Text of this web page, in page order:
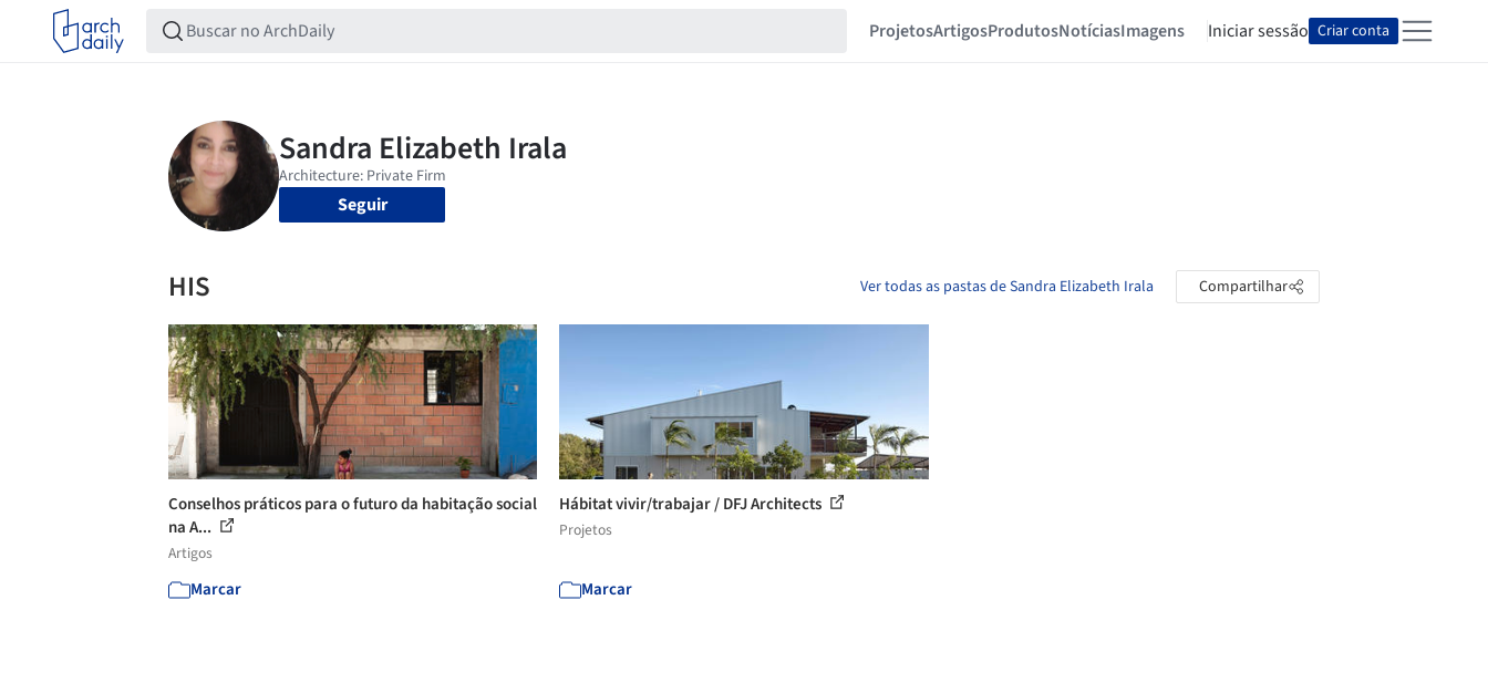
ProjetosArtigosProdutosNotíciasImagens Iniciar sessão Criar conta
Seguir
HIS Ver todas as pastas de Sandra Elizabeth Irala Compartilhar
Conselhos práticos para o futuro da habitação social
na A...
Artigos
Marcar
Hábitat vivir/trabajar / DFJ Architects
Projetos
Marcar